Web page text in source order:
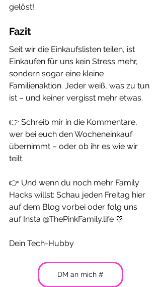
gelöst!
Fazit
Seit wir die Einkaufslisten teilen, ist
Einkaufen für uns kein Stress mehr,
sondern sogar eine kleine
Familienaktion. Jeder weiß, was zu tun
ist – und keiner vergisst mehr etwas.
👉 Schreib mir in die Kommentare,
wer bei euch den Wocheneinkauf
übernimmt – oder ob ihr es wie wir
teilt.
👉 Und wenn du noch mehr Family
Hacks willst: Schau jeden Freitag hier
auf dem Blog vorbei oder folg uns
auf Insta @ThePinkFamily.life 🩷
Dein Tech-Hubby
DM an mich #